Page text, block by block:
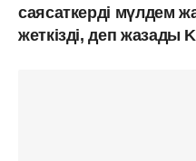
саясаткерді мүлдем
жеткізді, деп жазады